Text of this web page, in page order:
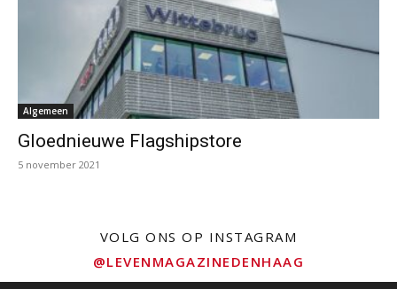
Algemeen
Gloednieuwe Flagshipstore
5 november 2021
VOLG ONS OP INSTAGRAM
@LEVENMAGAZINEDENHAAG